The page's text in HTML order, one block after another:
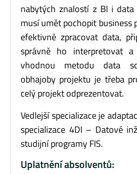
nabytých znalostí z BI i data
musí umět pochopit business
efektivně zpracovat data,
správně ho interpretovat
vhodnou metodu data
obhajoby projektu je třeba
celý projekt odprezentovat.
Vedlejší specializace je
specializace 4DI – Datové
studijní programy FIS.
Uplatnění absolventů: